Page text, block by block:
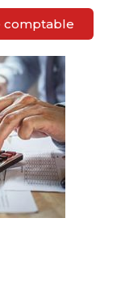
comptable